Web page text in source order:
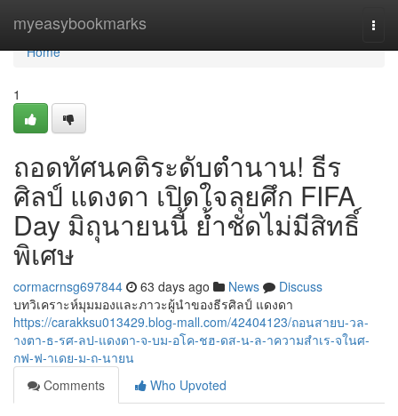
myeasybookmarks
Home
Home
1
ถอดทัศนคติระดับตำนาน! ธีร
ศิลป์ แดงดา เปิดใจลุยศึก FIFA
Day มิถุนายนนี้ ย้ำชัดไม่มีสิทธิ์
พิเศษ
cormacrnsg697844 63 days ago News
Discuss
บทวิเคราะห์มุมมองและภาวะผู้นำของธีรศิลป์ แดงดา
https://carakksu013429.blog-mall.com/42404123/ถอนสายบ-วล-
างตา-ธ-รศ-ลป-แดงดา-จ-บม-อโค-ชฮ-ดส-น-ล-าความสำเร-จในศ-
กฟ-ฟ-าเดย-ม-ถ-นายน
Comments
Who Upvoted